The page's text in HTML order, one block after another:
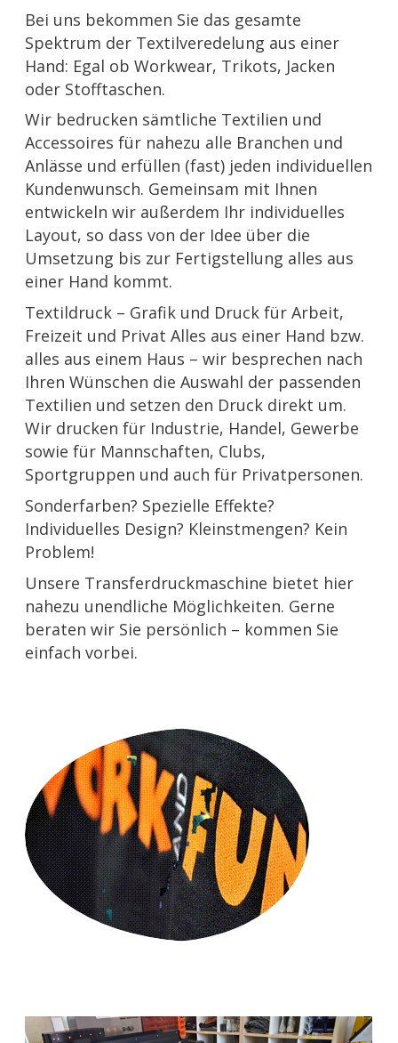
Bei uns bekommen Sie das gesamte
Spektrum der Textilveredelung aus einer
Hand: Egal ob Workwear, Trikots, Jacken
oder Stofftaschen.
Wir bedrucken sämtliche Textilien und
Accessoires für nahezu alle Branchen und
Anlässe und erfüllen (fast) jeden individuellen
Kundenwunsch. Gemeinsam mit Ihnen
entwickeln wir außerdem Ihr individuelles
Layout, so dass von der Idee über die
Umsetzung bis zur Fertigstellung alles aus
einer Hand kommt.
Textildruck – Grafik und Druck für Arbeit,
Freizeit und Privat Alles aus einer Hand bzw.
alles aus einem Haus – wir besprechen nach
Ihren Wünschen die Auswahl der passenden
Textilien und setzen den Druck direkt um.
Wir drucken für Industrie, Handel, Gewerbe
sowie für Mannschaften, Clubs,
Sportgruppen und auch für Privatpersonen.
Sonderfarben? Spezielle Effekte?
Individuelles Design? Kleinstmengen? Kein
Problem!
Unsere Transferdruckmaschine bietet hier
nahezu unendliche Möglichkeiten. Gerne
beraten wir Sie persönlich – kommen Sie
einfach vorbei.